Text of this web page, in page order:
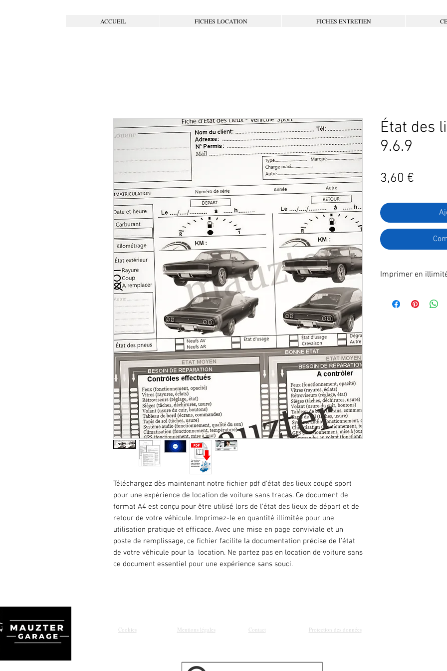
ACCUEIL FICHES LOCATION FICHES ENTRETIEN
Téléchargez dès maintenant notre fichier pdf d'état des lieux coupé sport
pour une expérience de location de voiture sans tracas. Ce document de
format A4 est conçu pour être utilisé lors de l'état des lieux de départ et de
retour de votre véhicule. Imprimez-le en quantité illimitée pour une
utilisation pratique et efficace. Avec une mise en page conviviale et un
poste de remplissage, ce fichier facilite la documentation précise de l'état
de votre véhicule pour la location. Ne partez pas en location de voiture sans
ce document essentiel pour une expérience sans souci.
État des
9.6.9
3,60 €
Imprimer en
poste.
Cookies Mentions légales Contact Protection des données